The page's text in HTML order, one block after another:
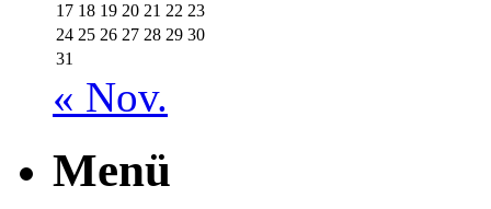
17 18 19 20 21 22 23
24 25 26 27 28 29 30
31
« Nov.
Menü